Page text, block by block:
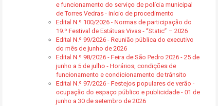
e funcionamento do serviço de polícia municipal
de Torres Vedras - início de procedimento
Edital N.º 100/2026 - Normas de participação do
19.º Festival de Estátuas Vivas - “Static” – 2026
Edital N.º 99/2026 - Reunião pública do executivo
do mês de junho de 2026
Edital N.º 98/2026 - Feira de São Pedro 2026 - 25 de
junho a 5 de julho - Horários, condições de
funcionamento e condicionamento de trânsito
Edital N.º 97/2026 - Festejos populares de verão -
ocupação do espaço público e publicidade - 01 de
junho a 30 de setembro de 2026